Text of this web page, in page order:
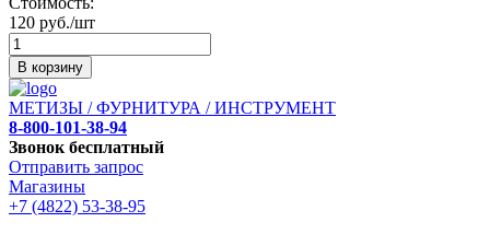
120 руб./шт
В корзину
МЕТИЗЫ / ФУРНИТУРА / ИНСТРУМЕНТ
8-800-101-38-94
Звонок бесплатный
Отправить запрос
Магазины
+7 (4822) 53-38-95